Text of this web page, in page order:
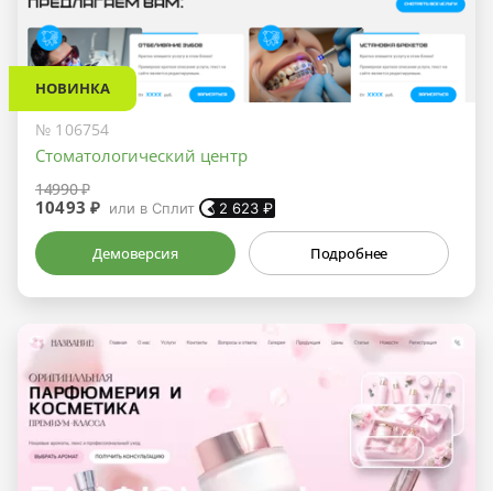
НОВИНКА
№ 106754
Стоматологический центр
14990 ₽
10493 ₽ или в Сплит 2 623 ₽
Демоверсия Подробнее